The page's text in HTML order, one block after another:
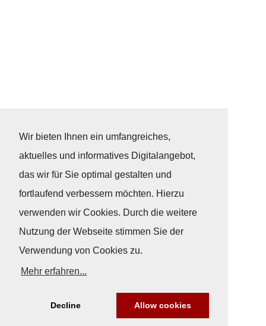
Wir bieten Ihnen ein umfangreiches,
aktuelles und informatives Digitalangebot,
das wir für Sie optimal gestalten und
fortlaufend verbessern möchten. Hierzu
verwenden wir Cookies. Durch die weitere
Nutzung der Webseite stimmen Sie der
Verwendung von Cookies zu.
Mehr erfahren...
Decline Allow cookies